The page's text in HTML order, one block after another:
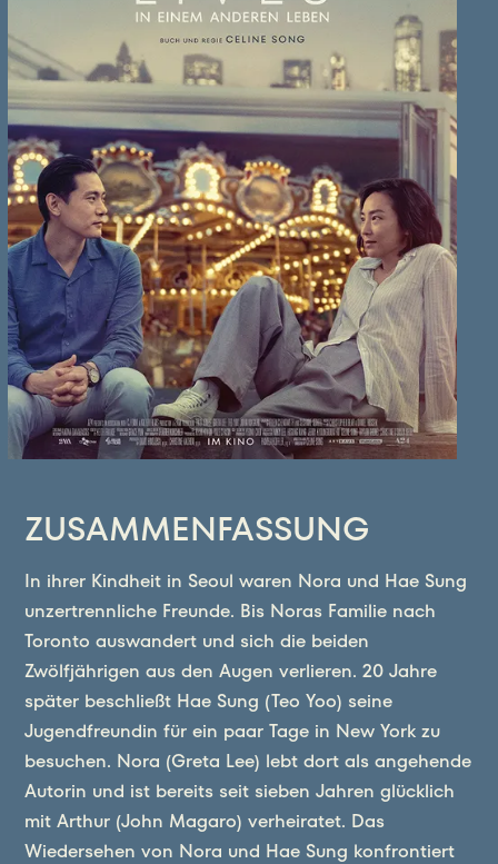
ZUSAMMENFASSUNG
In ihrer Kindheit in Seoul waren Nora und Hae Sung
unzertrennliche Freunde. Bis Noras Familie nach
Toronto auswandert und sich die beiden
Zwölfjährigen aus den Augen verlieren. 20 Jahre
später beschließt Hae Sung (Teo Yoo) seine
Jugendfreundin für ein paar Tage in New York zu
besuchen. Nora (Greta Lee) lebt dort als angehende
Autorin und ist bereits seit sieben Jahren glücklich
mit Arthur (John Magaro) verheiratet. Das
Wiedersehen von Nora und Hae Sung konfrontiert